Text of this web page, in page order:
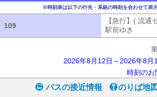
※時刻表は以下の行先・系統の時刻を合わせて表
109
【急行】( 流通
駅前ゆき
2026年8月12日～2026年8月
時刻のお
バスの接近情報 のりば地図